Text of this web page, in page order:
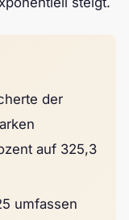
der
auf 325,3
umfassen